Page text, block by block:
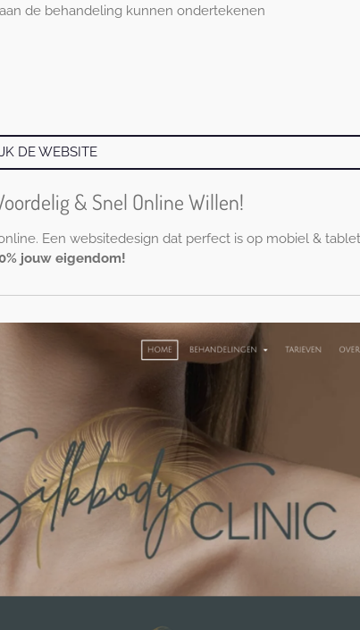
de behandeling kunnen ondertekenen
DE WEBSITE
& Snel Online Willen!
Een websitedesign dat perfect is op mobiel &
jouw eigendom!